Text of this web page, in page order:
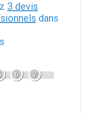
3 devis
dans
6 7